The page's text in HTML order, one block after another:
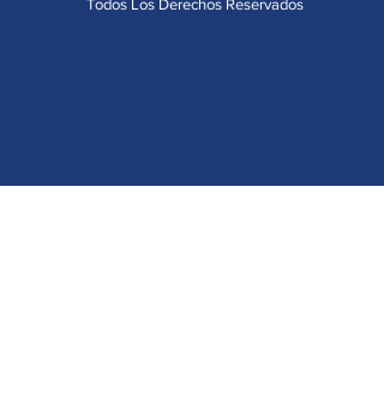
Todos Los Derechos Reservados